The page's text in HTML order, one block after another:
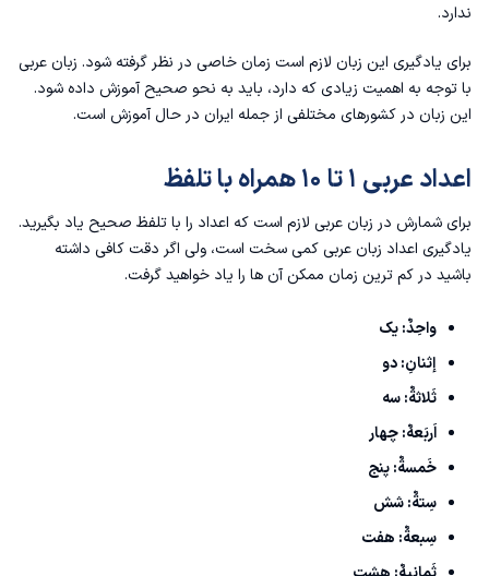
ندارد.
برای یادگیری این زبان لازم است زمان خاصی در نظر گرفته شود. زبان عربی
با توجه به اهمیت زیادی که دارد، باید به نحو صحیح آموزش داده شود.
این زبان در کشورهای مختلفی از جمله ایران در حال آموزش است.
اعداد عربی ۱ تا ۱۰ همراه با تلفظ
برای شمارش در زبان عربی لازم است که اعداد را با تلفظ صحیح یاد بگیرید.
یادگیری اعداد زبان عربی کمی سخت است، ولی اگر دقت کافی داشته
باشید در کم ترین زمان ممکن آن ها را یاد خواهید گرفت.
واحِدٌ: یک
إثنانِ: دو
ثَلاثةٌ: سه
اَربَعهٌ: چهار
خَمسةٌ: پنج
سِتةٌ: شش
سِبعةٌ: هفت